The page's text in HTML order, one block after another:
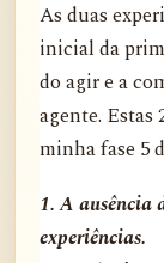
As duas
inicial da
do agir e a
agente. Estas
minha fase 5
1. A ausência
experiências.